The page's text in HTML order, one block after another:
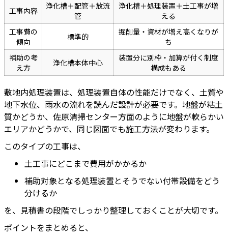
工事内容
浄化槽＋配管＋放流
管
浄化槽＋処理装置＋土工事が増
える
工事費の
傾向
標準的
掘削量・資材が増え高くなりが
ち
補助の考
え方
浄化槽本体中心
装置分に別枠・加算が付く制度
構成もある
敷地内処理装置は、処理装置自体の性能だけでなく、土質や
地下水位、雨水の流れを読んだ設計が必要です。地盤が粘土
質かどうか、佐原清掃センター方面のように地盤が軟らかい
エリアかどうかで、同じ図面でも施工方法が変わります。
このタイプの工事は、
土工事にどこまで費用がかかるか
補助対象となる処理装置とそうでない付帯設備をどう
分けるか
を、見積書の段階でしっかり整理しておくことが大切です。
ポイントをまとめると、